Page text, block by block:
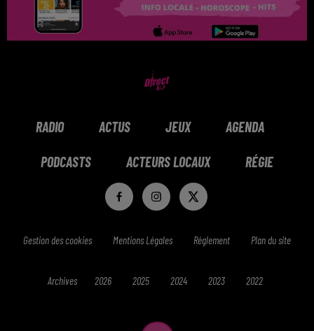
RADIO ACTUS JEUX AGENDA
PODCASTS ACTEURS LOCAUX RÉGIE
Gestion des cookies Mentions Légales Réglement Plan du site
Archives 2026 2025 2024 2023 2022